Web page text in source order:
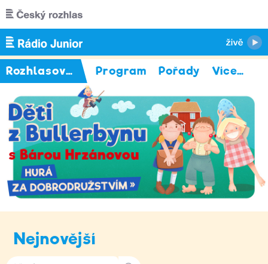
Přejít k hlavnímu obsahu
Rozhlasová hra Program Pořady Více…
Nejnovější